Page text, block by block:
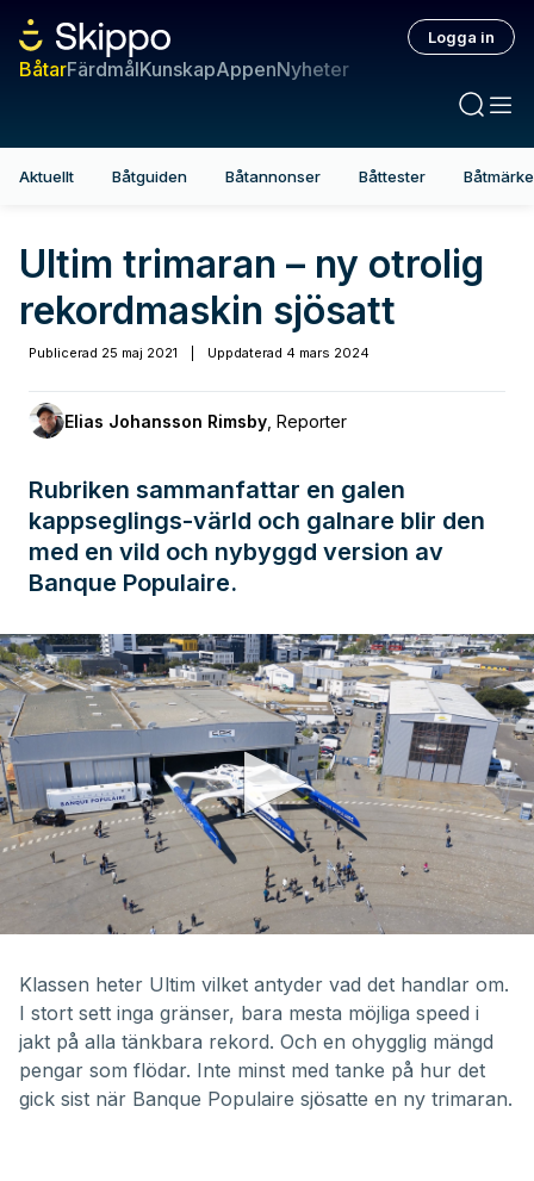
BåtarFärdmålKunskapAppenNyheter
Logga in
Aktuellt Båtguiden Båtannonser Båttester
Ultim trimaran – ny otrolig
rekordmaskin sjösatt
Publicerad 25 maj 2021 Uppdaterad 4 mars 2024
Elias Johansson Rimsby Reporter
Rubriken sammanfattar en galen
kappseglings-värld och galnare blir den
med en vild och nybyggd version av
Banque Populaire.
minutes,
second
Klassen heter Ultim vilket antyder vad det handlar om.
I stort sett inga gränser, bara mesta möjliga speed i
jakt på alla tänkbara rekord. Och en ohygglig mängd
pengar som flödar. Inte minst med tanke på hur det
gick sist när Banque Populaire sjösatte en ny trimaran.